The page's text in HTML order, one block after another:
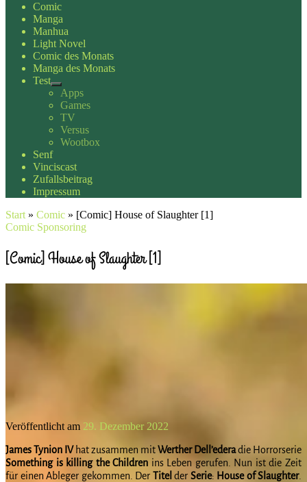
Comic
Manga
Manhua
Light Novel
Comic des Monats
Manga des Monats
Test
Apps
Games
TV
Versus
Wootbox
Senf
Vinciscast
Zufallsbeitrag
Impressum
Start » Comic » [Comic] House of Slaughter [1]
Comic Sponsoring
[Comic] House of Slaughter [1]
Veröffentlicht am 29. Dezember 2022
James Tynion IVhat zusammen mitWerther Dell’ederadie Horrorserie
Something is killing the Children ins Leben gerufen. Nun ist die Zeit
für einen Ableger gekommen. Der Titel der Serie: House of Slaughter.